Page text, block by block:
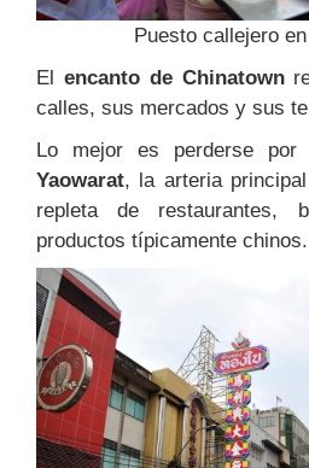
Puesto callejero
El encanto de Chinatown
calles, sus mercados y sus
Lo mejor es perderse
Yaowarat, la arteria
repleta de restaurantes,
productos típicamente chinos.